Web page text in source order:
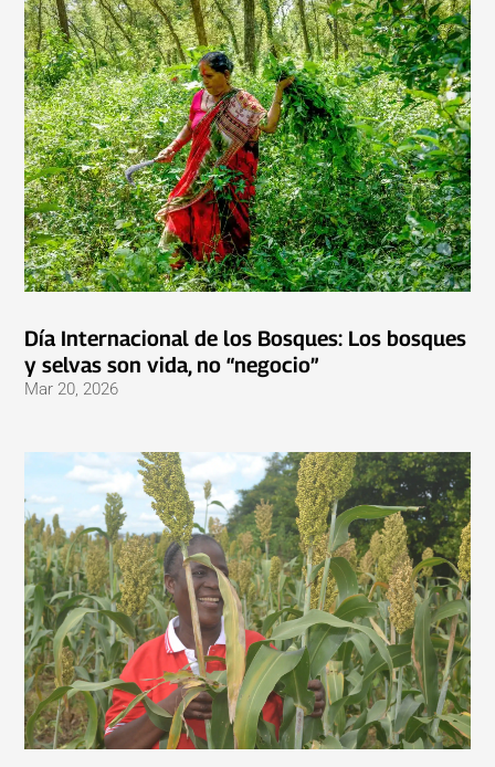
Día Internacional de los Bosques: Los bosques
y selvas son vida, no “negocio”
Mar 20, 2026